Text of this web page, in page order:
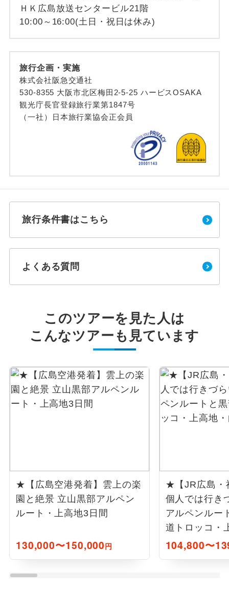
ＨＫ広島放送センタービル21階
10:00～16:00(土日・祝日は休み)
旅行企画・実施
株式会社阪急交通社
530-8355 大阪市北区梅田2-5-25 ハービスOSAKA
観光庁長官登録旅行業第1847号
（一社）日本旅行業協会正会員
旅行条件書はこちら
よくある質問
このツアーを見た人は
こんなツアーも見ています
★【広島空港発着】雲上の楽
園と絶景 立山黒部アルペン
ルート・上高地3日間
130,000〜150,000円
★【JR広島・
個人では行き
アルペンルー
道トロッコ・
3日間
104,800〜